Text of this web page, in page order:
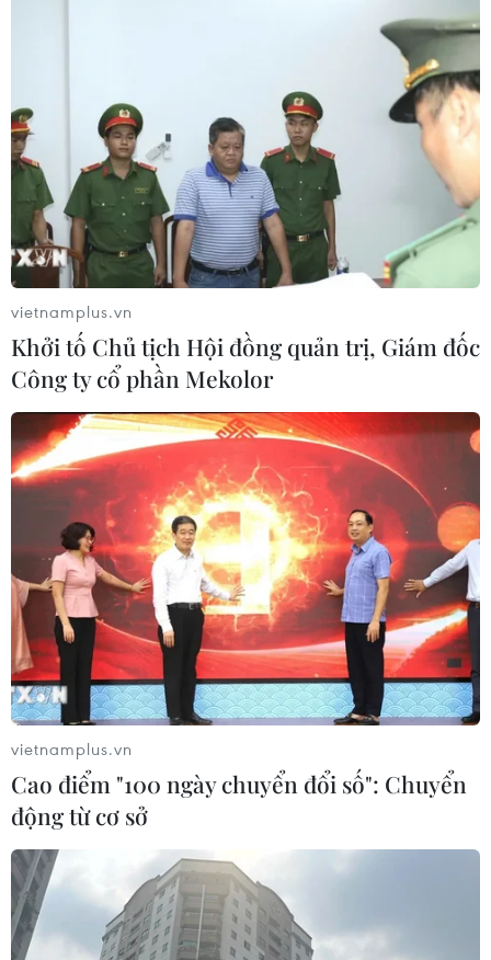
vietnamplus.vn
Khởi tố Chủ tịch Hội đồng quản trị, Giám đốc
Công ty cổ phần Mekolor
vietnamplus.vn
Cao điểm "100 ngày chuyển đổi số": Chuyển
động từ cơ sở